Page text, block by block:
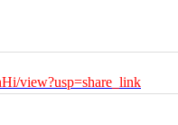
view?usp=share_link